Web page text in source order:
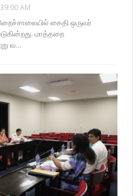
AM
கைதி ஒருவர்
மாத்தறை
வ...